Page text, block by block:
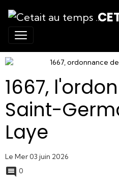
1667,
Saint-
Laye
Le Mer 03 juin 2026
0